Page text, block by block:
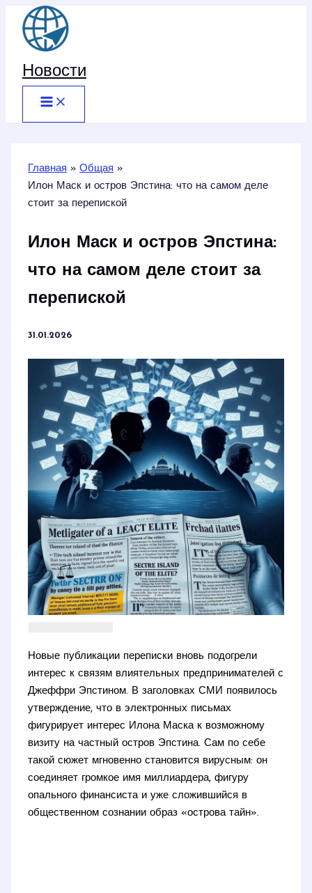
Перейти
содержимому
Новости
Главная
Общая
Илон Маск и остров Эпстина: что на самом деле
стоит за перепиской
Илон Маск и остров Эпстина:
что на самом деле стоит за
перепиской
31.01.2026
Новые публикации переписки вновь подогрели
интерес к связям влиятельных предпринимателей с
Джеффри Эпстином. В заголовках СМИ появилось
утверждение, что в электронных письмах
фигурирует интерес Илона Маска к возможному
визиту на частный остров Эпстина. Сам по себе
такой сюжет мгновенно становится вирусным: он
соединяет громкое имя миллиардера, фигуру
опального финансиста и уже сложившийся в
общественном сознании образ «острова тайн».